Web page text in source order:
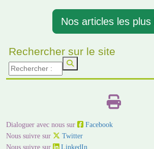
Nos articles les plus
Rechercher sur le site
Dialoguer avec nous sur
Facebook
Nous suivre sur
Twitter
Nous suivre sur
LinkedIn